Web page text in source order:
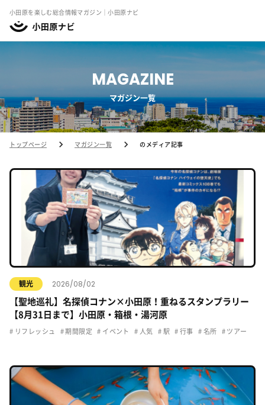
小田原を楽しむ総合情報マガジン｜小田原ナビ
MAGAZINE
マガジン一覧
トップページ マガジン一覧 のメディア記事
観光 2026/08/02
【聖地巡礼】名探偵コナン×小田原！重ねるスタンプラリー
【8月31日まで】小田原・箱根・湯河原
リフレッシュ 期間限定 イベント 人気 駅 行事 名所 ツアー